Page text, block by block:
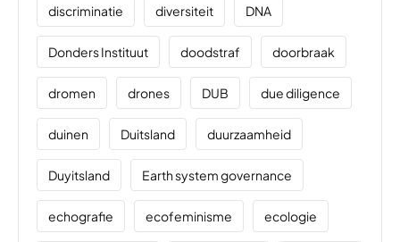
discriminatie diversiteit DNA
Donders Instituut doodstraf doorbraak
dromen drones DUB due diligence
duinen Duitsland duurzaamheid
Duyitsland Earth system governance
echografie ecofeminisme ecologie